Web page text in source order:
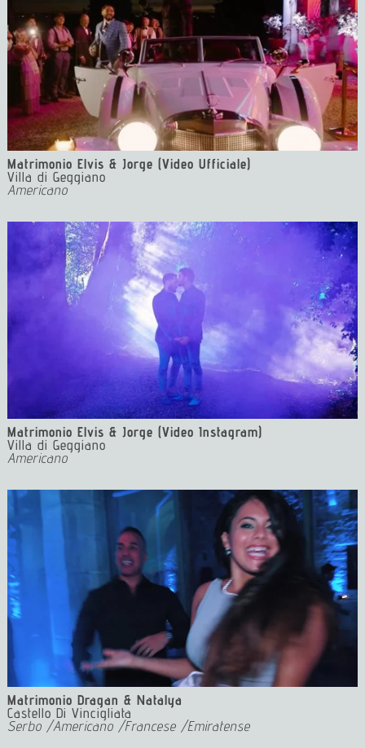
Matrimonio Elvis & Jorge (Video Ufficiale)
Villa di Geggiano
Americano
Matrimonio Elvis & Jorge (Video Instagram)
Villa di Geggiano
Americano
Matrimonio Dragan & Natalya
Castello Di Vincigliata
Serbo /Americano /Francese /Emiratense